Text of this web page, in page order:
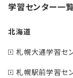
学習センター一
北海道
札幌大通学習セ
札幌駅前学習セ